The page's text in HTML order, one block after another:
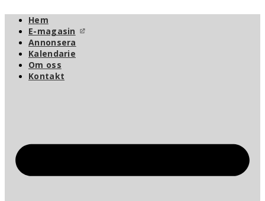
innehåll
Hem
E-magasin
Annonsera
Kalendarie
Om oss
Kontakt